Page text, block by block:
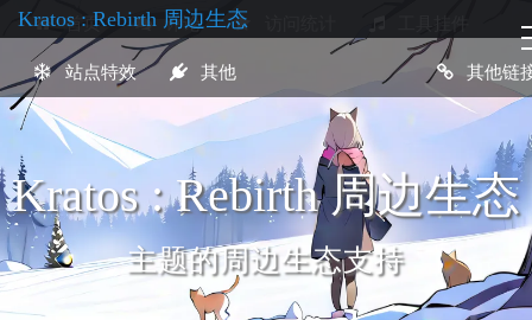
首页 评论
站点特效 其他 其他链
Kratos : Rebirth 周边生态
Kratos : Rebirth 周边生态
主题的周边生态支持